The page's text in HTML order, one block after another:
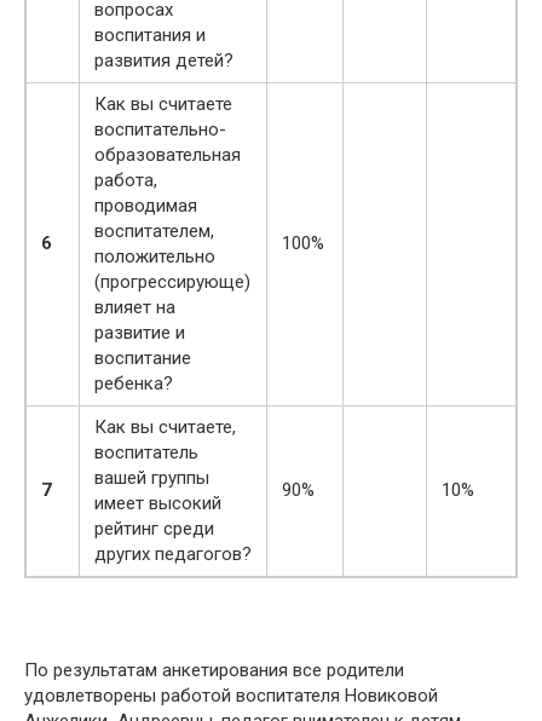
вопросах
воспитания и
развития детей?
6
Как вы считаете
воспитательно-
образовательная
работа,
проводимая
воспитателем,
положительно
(прогрессирующе)
влияет на
развитие и
воспитание
ребенка?
100%
7
Как вы считаете,
воспитатель
вашей группы
имеет высокий
рейтинг среди
других педагогов?
90% 10%
По результатам анкетирования все родители
удовлетворены работой воспитателя Новиковой